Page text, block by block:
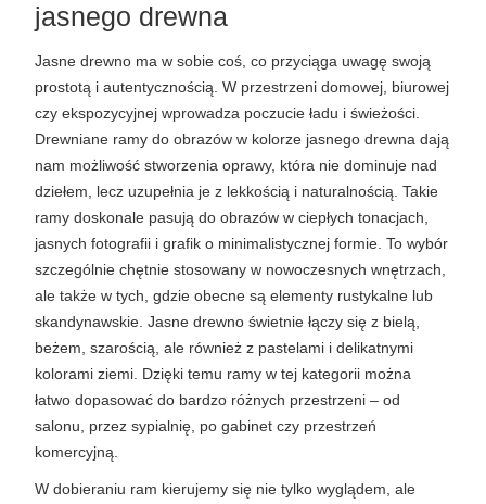
jasnego drewna
Jasne drewno ma w sobie coś, co przyciąga uwagę swoją
prostotą i autentycznością. W przestrzeni domowej, biurowej
czy ekspozycyjnej wprowadza poczucie ładu i świeżości.
Drewniane ramy do obrazów w kolorze jasnego drewna dają
nam możliwość stworzenia oprawy, która nie dominuje nad
dziełem, lecz uzupełnia je z lekkością i naturalnością. Takie
ramy doskonale pasują do obrazów w ciepłych tonacjach,
jasnych fotografii i grafik o minimalistycznej formie. To wybór
szczególnie chętnie stosowany w nowoczesnych wnętrzach,
ale także w tych, gdzie obecne są elementy rustykalne lub
skandynawskie. Jasne drewno świetnie łączy się z bielą,
beżem, szarością, ale również z pastelami i delikatnymi
kolorami ziemi. Dzięki temu ramy w tej kategorii można
łatwo dopasować do bardzo różnych przestrzeni – od
salonu, przez sypialnię, po gabinet czy przestrzeń
komercyjną.
W dobieraniu ram kierujemy się nie tylko wyglądem, ale